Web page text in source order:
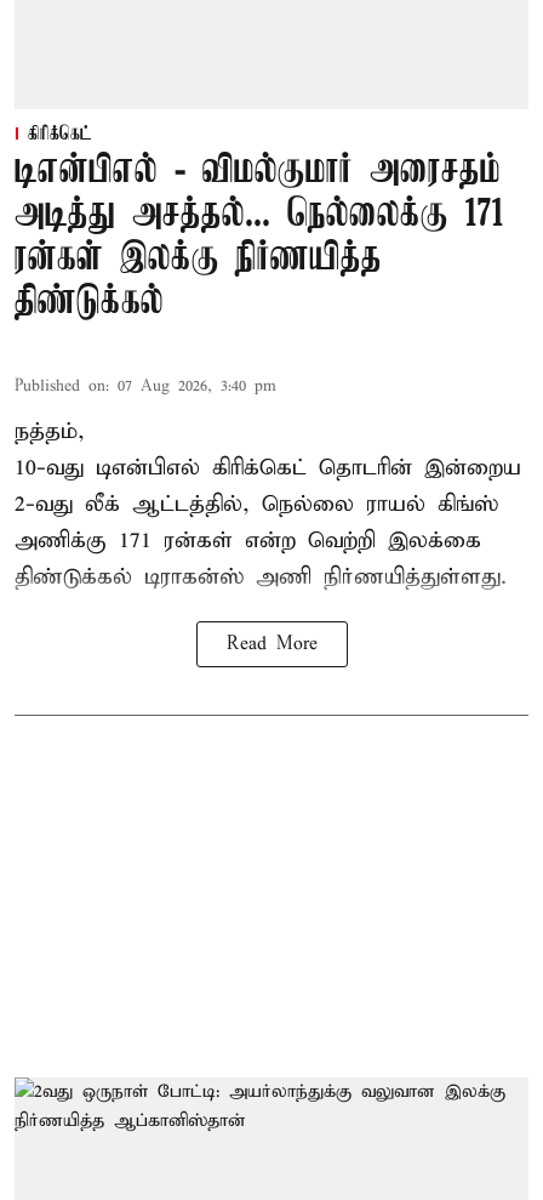
கிரிக்கெட்
டிஎன்பிஎல் - விமல்குமார் அரைசதம்
அடித்து அசத்தல்... நெல்லைக்கு 171
ரன்கள் இலக்கு நிர்ணயித்த
திண்டுக்கல்
Published on: 07 Aug 2026, 3:40 pm
நத்தம்,
10-வது டிஎன்பிஎல் கிரிக்கெட் தொடரின் இன்றைய
2-வது லீக் ஆட்டத்தில், நெல்லை ராயல் கிங்ஸ்
அணிக்கு 171 ரன்கள் என்ற வெற்றி இலக்கை
திண்டுக்கல் டிராகன்ஸ் அணி நிர்ணயித்துள்ளது.
Read More